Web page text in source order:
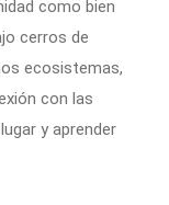
como bien
cerros de
ecosistemas,
con las
y aprender